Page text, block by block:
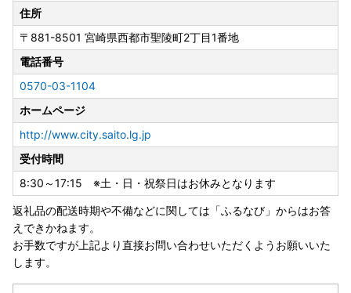
所へ通常２週間程度で発送いたします。
※確定申告に必要な書類となりますので大切に保管してくだ
さい。
※お礼の品と寄附金受領証明書等の書類は別々の送付となり
ます。
※お申し込みが集中する年末年始につきましてはお時間をい
ただくことがあります。
●【ワンストップ特例申請書について】
令和8年8月発行より寄附金受領証（圧着はがき）のみの発
送となっております。
「自治体マイページ」よりオンライン申請をお願いいたしま
す。
書面での申請をご希望の場合は、寄付履歴よりダウンロード
いただくか寄附金受領証に記載の二次元コードから発行依頼
をお願いいたします。
住所
〒881-8501 宮崎県西都市聖陵町2丁目1番地
電話番号
0570-03-1104
ホームページ
http://www.city.saito.lg.jp
受付時間
8:30～17:15 ※土・日・祝祭日はお休みとなります
返礼品の配送時期や不備などに関しては「ふるなび」からはお答
えできかねます。
お手数ですが上記より直接お問い合わせいただくようお願いいた
します。